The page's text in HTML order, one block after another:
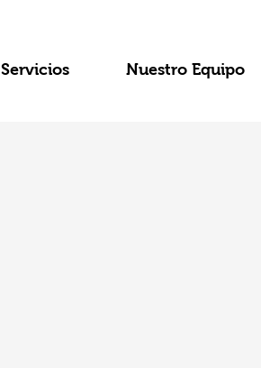
Servicios Nuestro Equipo